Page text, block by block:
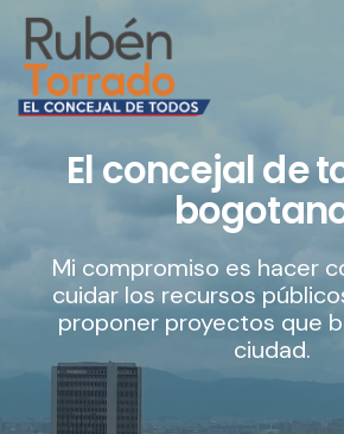
El concejal de
Mi compromiso es hacer
cuidar los recursos
proponer proyectos que
ciudad.